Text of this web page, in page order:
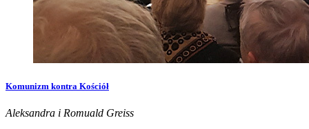
Komunizm kontra Kościół
Aleksandra i Romuald Greiss